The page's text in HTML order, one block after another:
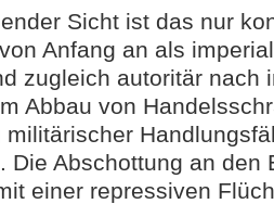
Sicht ist das nur
Anfang an als
zugleich autoritär nach
Abbau von
militärischer
Die Abschottung an den
einer repressiven